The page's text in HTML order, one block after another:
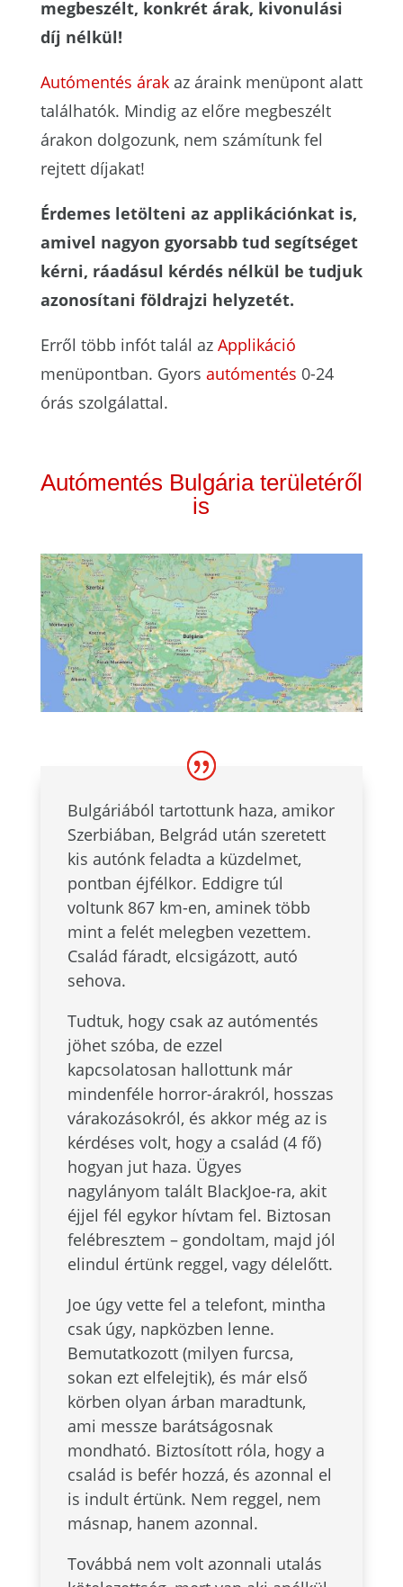
megbeszélt, konkrét árak, kivonulási
díj nélkül!
Autómentés árakaz áraink menüpont alatt
találhatók. Mindig az előre megbeszélt
árakon dolgozunk, nem számítunk fel
rejtett díjakat!
Érdemes letölteni az applikációnkat is,
amivel nagyon gyorsabb tud segítséget
kérni, ráadásul kérdés nélkül be tudjuk
azonosítani földrajzi helyzetét.
Erről több infót talál az Applikáció
menüpontban. Gyors autómentés 0-24
órás szolgálattal.
Autómentés Bulgária területéről
is
Bulgáriából tartottunk haza, amikor
Szerbiában, Belgrád után szeretett
kis autónk feladta a küzdelmet,
pontban éjfélkor. Eddigre túl
voltunk 867 km-en, aminek több
mint a felét melegben vezettem.
Család fáradt, elcsigázott, autó
sehova.
Tudtuk, hogy csak az autómentés
jöhet szóba, de ezzel
kapcsolatosan hallottunk már
mindenféle horror-árakról, hosszas
várakozásokról, és akkor még az is
kérdéses volt, hogy a család (4 fő)
hogyan jut haza. Ügyes
nagylányom talált BlackJoe-ra, akit
éjjel fél egykor hívtam fel. Biztosan
felébresztem – gondoltam, majd jól
elindul értünk reggel, vagy délelőtt.
Joe úgy vette fel a telefont, mintha
csak úgy, napközben lenne.
Bemutatkozott (milyen furcsa,
sokan ezt elfelejtik), és már első
körben olyan árban maradtunk,
ami messze barátságosnak
mondható. Biztosított róla, hogy a
család is befér hozzá, és azonnal el
is indult értünk. Nem reggel, nem
másnap, hanem azonnal.
Továbbá nem volt azonnali utalás